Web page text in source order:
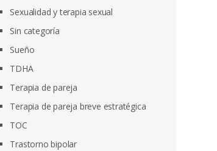
Sexualidad y terapia sexual
Sin categoría
Sueño
TDHA
Terapia de pareja
Terapia de pareja breve estratégica
TOC
Trastorno bipolar